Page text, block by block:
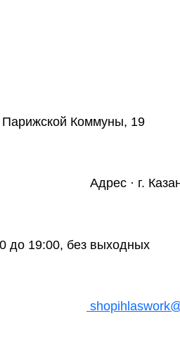
Парижской Коммуны, 19
Адрес · г.
до 19:00, без выходных